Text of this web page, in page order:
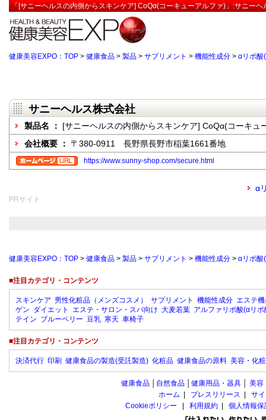
「[サニーヘルスの内側からスキンケア] CoQα(コーキューアルファ)」:サニー
健康美容EXPO：TOP > 健康食品 > 製品 > サプリメント > 機能性成分 > αリポ酸
サニーヘルス株式会社
製品名 ： [サニーヘルスの内側からスキンケア] CoQα(コーキュ
会社概要 ： 〒380-0911 長野県長野市稲葉1661番地
https://www.sunny-shop.com/secure.html
α
PRサイト
健康美容EXPO：TOP > 健康食品 > 製品 > サプリメント > 機能性成分 > αリポ酸
■注目カテゴリ・コンテンツ
スキンケア 男性化粧品（メンズコスメ） サプリメント 機能性成分 エステ
ゲン ダイエット エステ・サロン・スパ向け 大麦若葉 アルファリポ酸(αリポ
テイン ブルーベリー 豆乳 寒天 車椅子
■注目カテゴリ・コンテンツ
決済代行 印刷 健康食品の製造(受託製造) 化粧品 健康食品の原料 美容・化
健康食品 自然食品 健康用品・器具 美容
ホーム
プレスリリース
サ
Cookieポリシー
利用規約 個人情報